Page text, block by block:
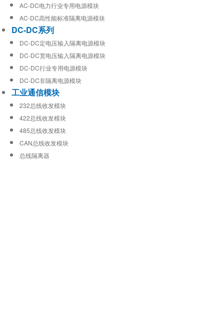
AC-DC电力行业专用电源模块
AC-DC高性能标准隔离电源模块
DC-DC系列
DC-DC定电压输入隔离电源模块
DC-DC宽电压输入隔离电源模块
DC-DC行业专用电源模块
DC-DC非隔离电源模块
工业通信模块
232总线收发模块
422总线收发模块
485总线收发模块
CAN总线收发模块
总线隔离器